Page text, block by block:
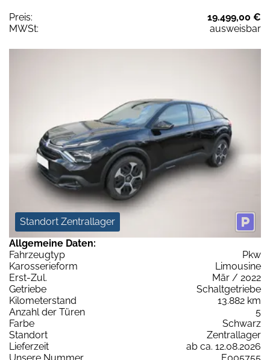
Preis:
19.499,00 €
MWSt:
ausweisbar
Standort Zentrallager
Allgemeine Daten:
Fahrzeugtyp
Pkw
Karosserieform
Limousine
Erst-Zul.
Mär / 2022
Getriebe
Schaltgetriebe
Kilometerstand
13.882 km
Anzahl der Türen
5
Farbe
Schwarz
Standort
Zentrallager
Lieferzeit
ab ca. 12.08.2026